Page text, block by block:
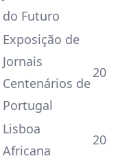
do Futuro
Exposição de
Jornais
Centenários de
Portugal
20
Lisboa
Africana
20